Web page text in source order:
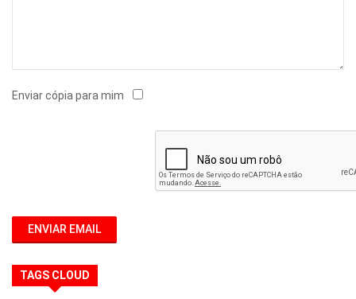
Enviar cópia para mim
ENVIAR EMAIL
TAGS CLOUD